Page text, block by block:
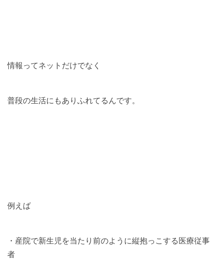
情報ってネットだけでなく
普段の生活にもありふれてるんです。
例えば
・産院で新生児を当たり前のように縦抱っこする医療従事
者